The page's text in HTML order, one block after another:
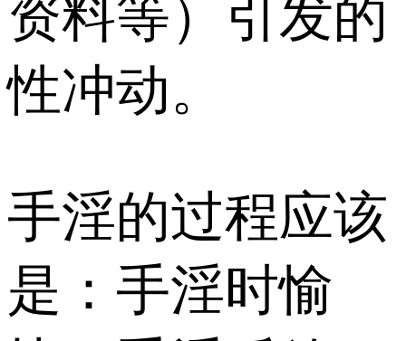
资料等）引发的
性冲动。
手淫的过程应该
是：手淫时愉